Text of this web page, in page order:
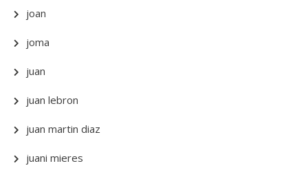
joan
joma
juan
juan lebron
juan martin diaz
juani mieres